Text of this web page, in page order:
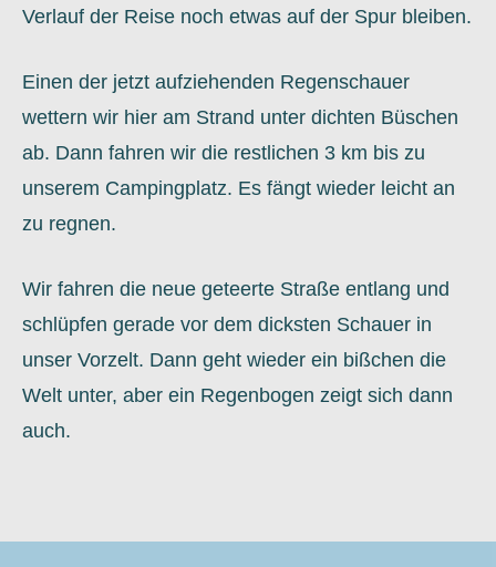
Verlauf der Reise noch etwas auf der Spur bleiben.
Einen der jetzt aufziehenden Regenschauer
wettern wir hier am Strand unter dichten Büschen
ab. Dann fahren wir die restlichen 3 km bis zu
unserem Campingplatz. Es fängt wieder leicht an
zu regnen.
Wir fahren die neue geteerte Straße entlang und
schlüpfen gerade vor dem dicksten Schauer in
unser Vorzelt. Dann geht wieder ein bißchen die
Welt unter, aber ein Regenbogen zeigt sich dann
auch.